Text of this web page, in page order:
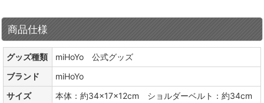
商品仕様
グッズ種類
miHoYo 公式グッズ
ブランド
miHoYo
サイズ
本体：約34×17×12cm ショルダーベルト：約34cm